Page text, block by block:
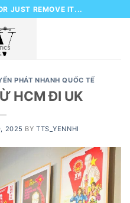
JUST REMOVE IT...
PHÁT NHANH QUỐC TẾ
HCM ĐI UK
2025 BYTTS_YENNHI